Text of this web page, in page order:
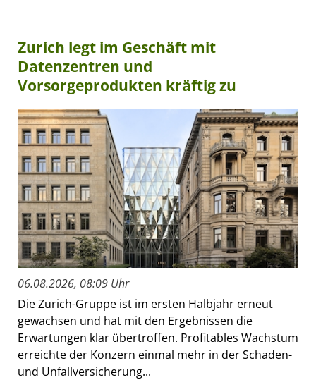
Zurich legt im Geschäft mit
Datenzentren und
Vorsorgeprodukten kräftig zu
06.08.2026, 08:09 Uhr
Die Zurich-Gruppe ist im ersten Halbjahr erneut
gewachsen und hat mit den Ergebnissen die
Erwartungen klar übertroffen. Profitables Wachstum
erreichte der Konzern einmal mehr in der Schaden-
und Unfallversicherung...